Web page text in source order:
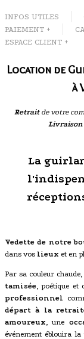
INFOS UTILES
PAIEMENT +
ESPACE CLIENT +
Location de
à
Retraitde votre
Livraison
La
Vedette de notre
dans vos lieux et en
Par sa couleur
tamisée , poétique
professionnel
départ à la
amoureux , une
événement éblouira